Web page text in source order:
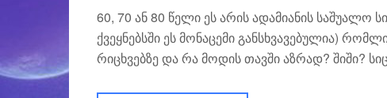
60, 70 ან 80 წელი ეს არის ადამიანის საშუალო
ქვეყნებსში ეს მონაცემი განსხვავებულია)
რიცხვებზე და რა მოდის თავში აზრად? შიში?